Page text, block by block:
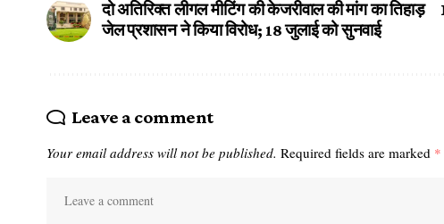
दो अतिरिक्त लीगल मीटिंग की केजरीवाल की मांग का तिहाड़
जेल प्रशासन ने किया विरोध; 18 जुलाई को सुनवाई
Leave a comment
Your email address will not be published. Required fields are marked *